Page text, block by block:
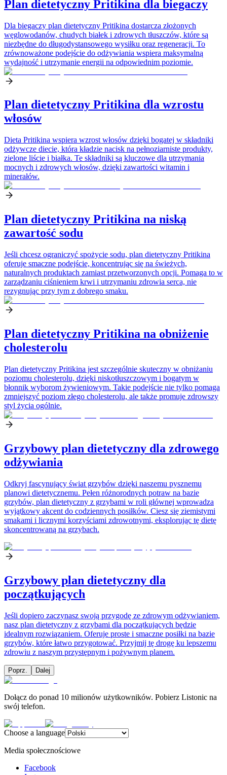
Plan dietetyczny Pritikina dla biegaczy
Dla biegaczy plan dietetyczny Pritikina dostarcza złożonych
węglowodanów, chudych białek i zdrowych tłuszczów, które są
niezbędne do długodystansowego wysiłku oraz regeneracji. To
zrównoważone podejście do odżywiania wspiera maksymalną
wydajność i utrzymanie energii na odpowiednim poziomie.
Plan dietetyczny Pritikina dla wzrostu
włosów
Dieta Pritikina wspiera wzrost włosów dzięki bogatej w składniki
odżywcze diecie, która kładzie nacisk na pełnoziarniste produkty,
zielone liście i białka. Te składniki są kluczowe dla utrzymania
mocnych i zdrowych włosów, dzięki zawartości witamin i
minerałów.
Plan dietetyczny Pritikina na niską
zawartość sodu
Jeśli chcesz ograniczyć spożycie sodu, plan dietetyczny Pritikina
oferuje smaczne podejście, koncentrując się na świeżych,
naturalnych produktach zamiast przetworzonych opcji. Pomaga to w
zarządzaniu ciśnieniem krwi i utrzymaniu zdrowia serca, nie
rezygnując przy tym z dobrego smaku.
Plan dietetyczny Pritikina na obniżenie
cholesterolu
Plan dietetyczny Pritikina jest szczególnie skuteczny w obniżaniu
poziomu cholesterolu, dzięki niskotłuszczowym i bogatym w
błonnik wyborom żywieniowym. Takie podejście nie tylko pomaga
zmniejszyć poziom złego cholesterolu, ale także promuje zdrowszy
styl życia ogólnie.
Grzybowy plan dietetyczny dla zdrowego
odżywiania
Odkryj fascynujący świat grzybów dzięki naszemu pysznemu
planowi dietetycznemu. Pełen różnorodnych potraw na bazie
grzybów, plan dietetyczny z grzybami w roli głównej wprowadza
wyjątkowy akcent do codziennych posiłków. Ciesz się ziemistymi
smakami i licznymi korzyściami zdrowotnymi, eksplorując tę dietę
skoncentrowaną na grzybach.
Grzybowy plan dietetyczny dla
początkujących
Jeśli dopiero zaczynasz swoją przygodę ze zdrowym odżywianiem,
nasz plan dietetyczny z grzybami dla początkujących będzie
idealnym rozwiązaniem. Oferuje proste i smaczne posiłki na bazie
grzybów, które łatwo przygotować. Przyjmij tę drogę ku lepszemu
zdrowiu z naszym przystępnym i pożywnym planem.
Poprz. Dalej
Dołącz do ponad 10 milionów użytkowników. Pobierz Listonic na
swój telefon.
Choose a language
Media społecznościowe
Facebook